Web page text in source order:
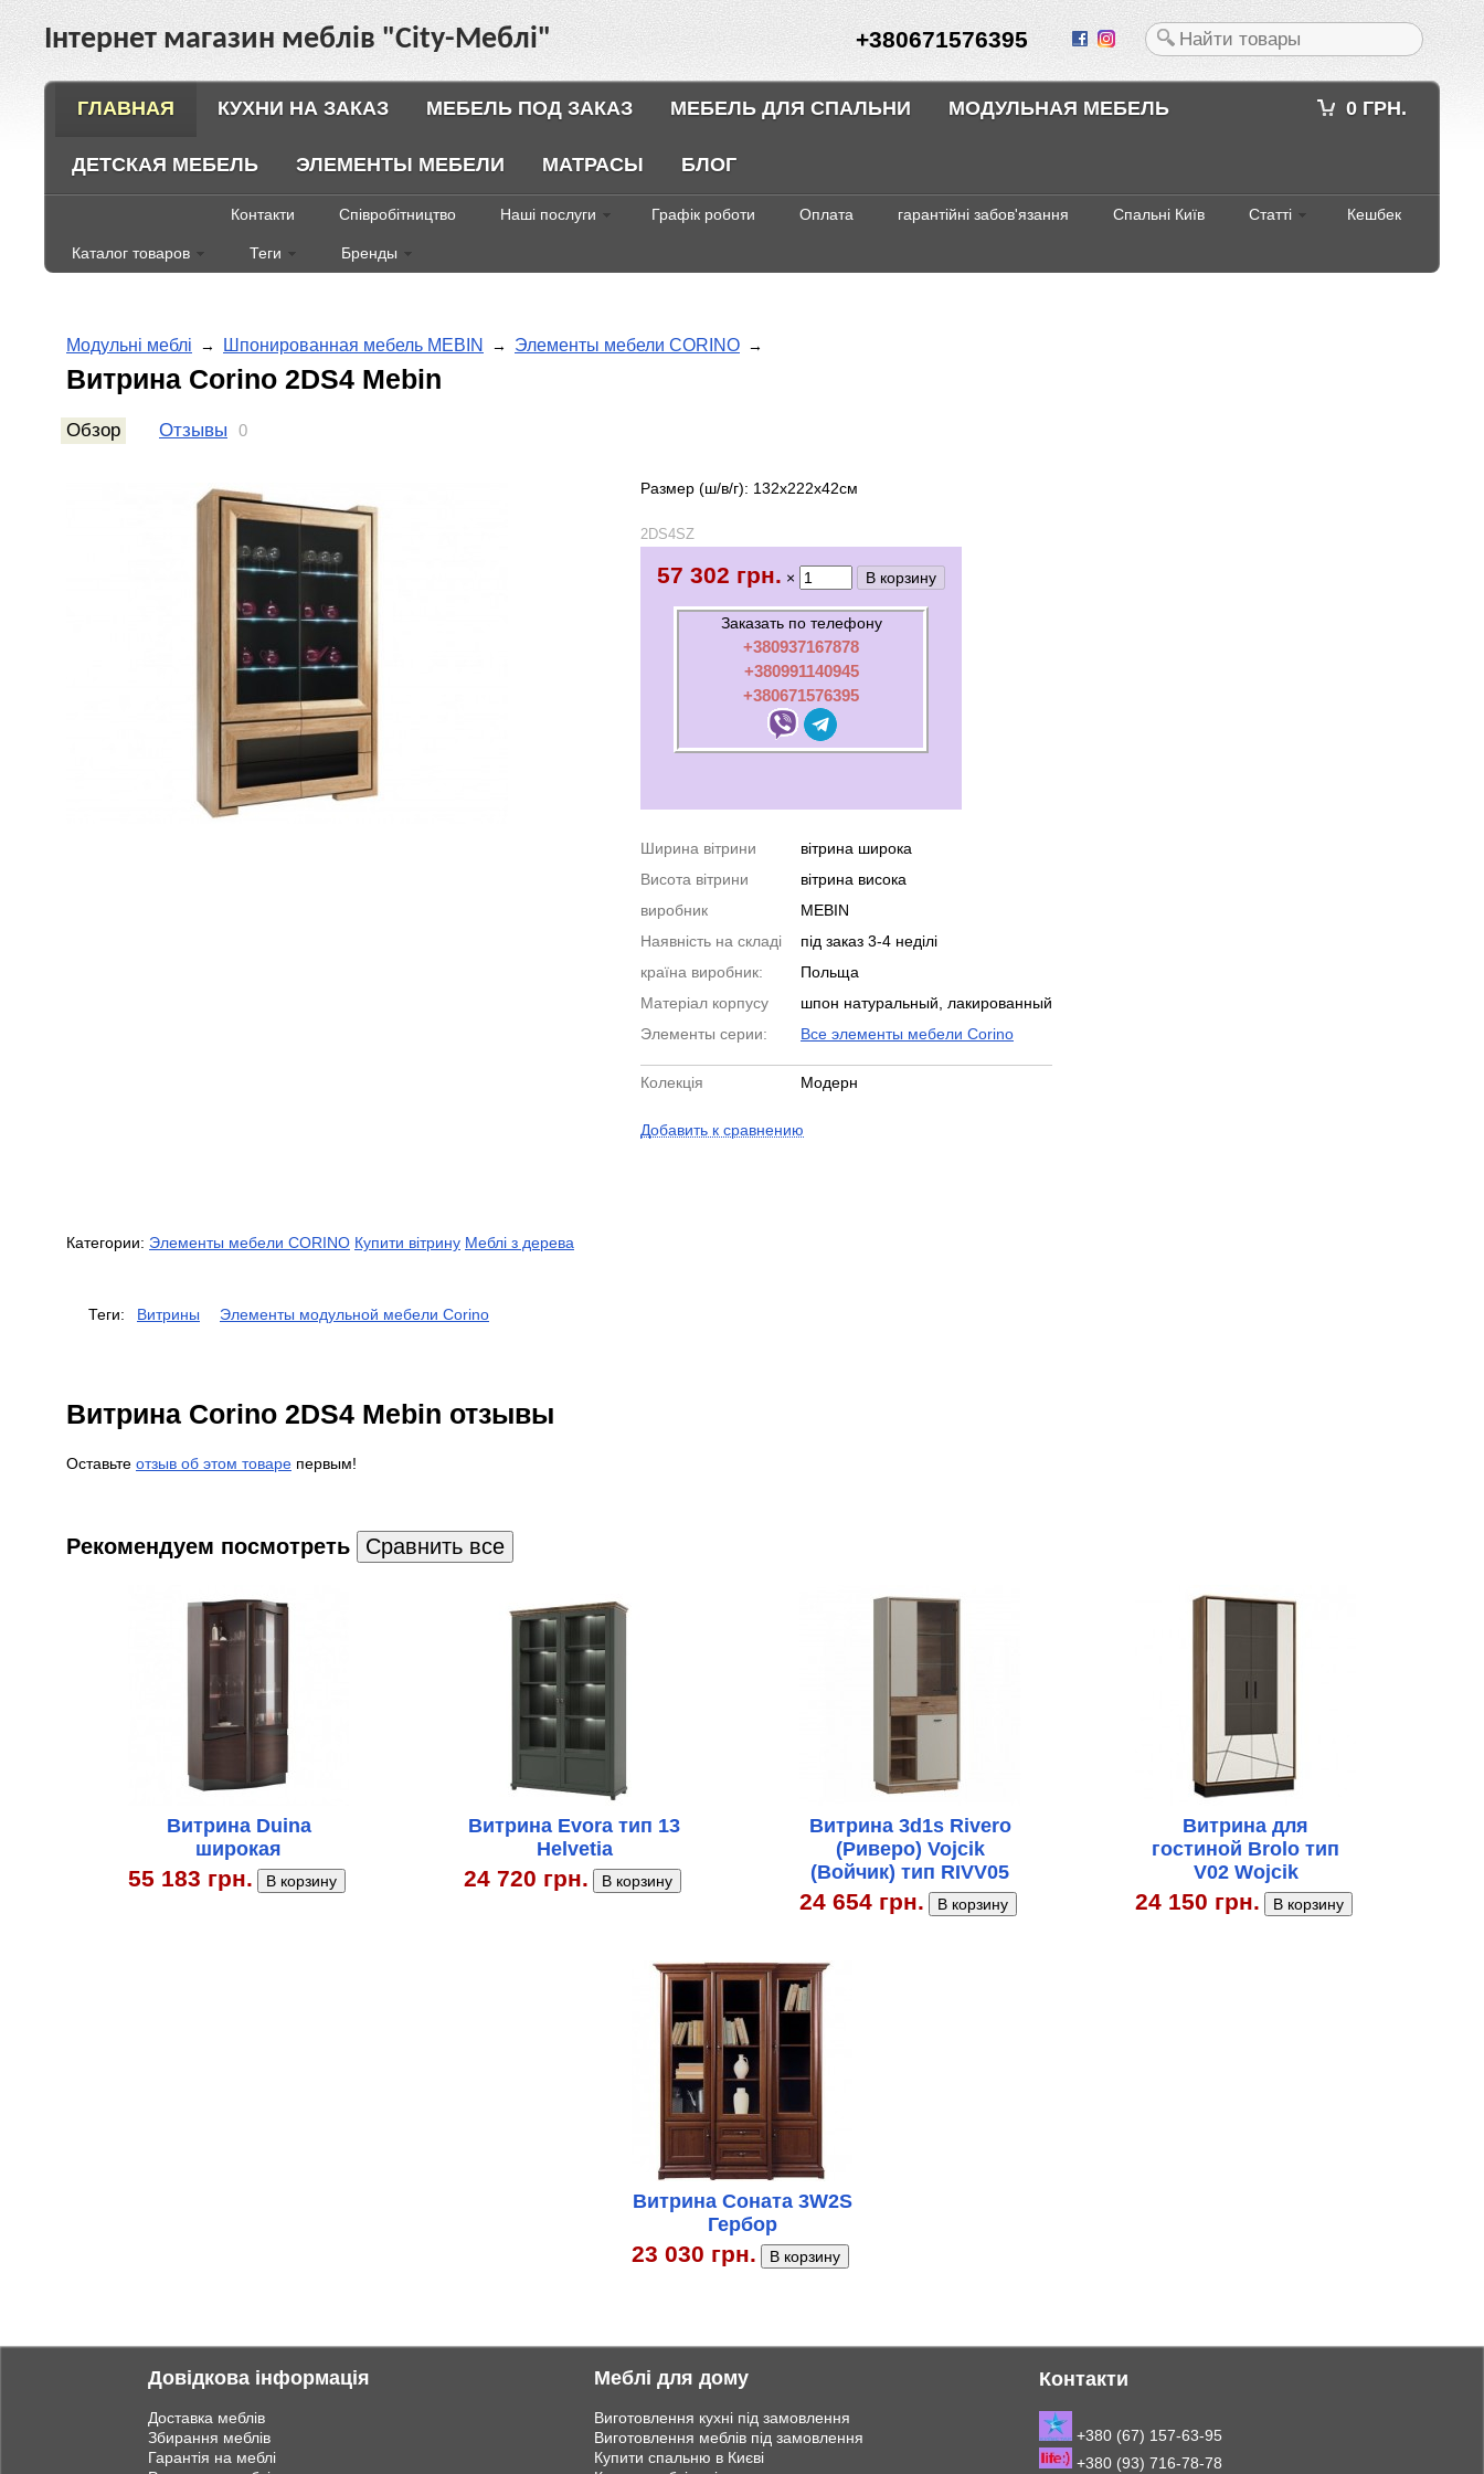
+380671576395
Інтернет магазин меблів "City-Меблі"
0 ГРН.
ГЛАВНАЯ КУХНИ НА ЗАКАЗ МЕБЕЛЬ ПОД ЗАКАЗ МЕБЕЛЬ ДЛЯ СПАЛЬНИ МОДУЛЬНАЯ МЕБЕЛЬ
ДЕТСКАЯ МЕБЕЛЬ ЭЛЕМЕНТЫ МЕБЕЛИ МАТРАСЫ БЛОГ
Контакти Співробітництво Наші послуги Графік роботи Оплата гарантійні забов'язання Спальні Київ Статті Кешбек
Каталог товаров Теги Бренды
Модульні меблі → Шпонированная мебель MEBIN → Элементы мебели CORINO →
Витрина Corino 2DS4 Mebin
Обзор Отзывы 0
Размер (ш/в/г): 132х222х42см
2DS4SZ
57 302 грн. ×
Заказать по телефону
+380937167878
+380991140945
+380671576395
Ширина вітрини
вітрина широка
Висота вітрини
вітрина висока
виробник
MEBIN
Наявність на складі
під заказ 3-4 неділі
країна виробник:
Польща
Матеріал корпусу
шпон натуральный, лакированный
Элементы серии:
Все элементы мебели Corino
Колекція Модерн
Добавить к сравнению
Категории: Элементы мебели CORINO Купити вітрину Меблі з дерева
Теги: Витрины Элементы модульной мебели Corino
Витрина Corino 2DS4 Mebin отзывы
Оставьте отзыв об этом товаре первым!
Рекомендуем посмотреть
Витрина Duina
широкая
55 183 грн.
Витрина Evora тип 13
Helvetia
24 720 грн.
Витрина 3d1s Rivero
(Риверо) Vojcik
(Войчик) тип RIVV05
24 654 грн.
Витрина для
гостиной Brolo тип
V02 Wojcik
24 150 грн.
Витрина Соната 3W2S
Гербор
23 030 грн.
Довідкова інформація
Доставка меблів
Збирання меблів
Гарантія на меблі
Меблі для дому
Виготовлення кухні під замовлення
Виготовлення меблів під замовлення
Купити спальню в Києві
Контакти
+380 (67) 157-63-95
+380 (93) 716-78-78